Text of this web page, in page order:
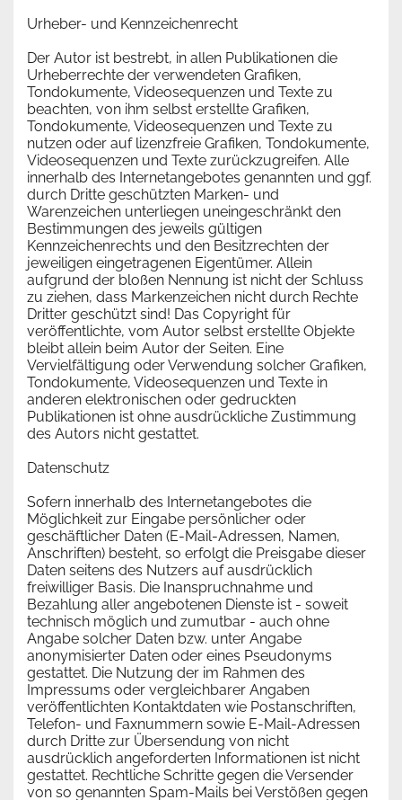
Urheber- und Kennzeichenrecht
Der Autor ist bestrebt, in allen Publikationen die
Urheberrechte der verwendeten Grafiken,
Tondokumente, Videosequenzen und Texte zu
beachten, von ihm selbst erstellte Grafiken,
Tondokumente, Videosequenzen und Texte zu
nutzen oder auf lizenzfreie Grafiken, Tondokumente,
Videosequenzen und Texte zurückzugreifen. Alle
innerhalb des Internetangebotes genannten und ggf.
durch Dritte geschützten Marken- und
Warenzeichen unterliegen uneingeschränkt den
Bestimmungen des jeweils gültigen
Kennzeichenrechts und den Besitzrechten der
jeweiligen eingetragenen Eigentümer. Allein
aufgrund der bloßen Nennung ist nicht der Schluss
zu ziehen, dass Markenzeichen nicht durch Rechte
Dritter geschützt sind! Das Copyright für
veröffentlichte, vom Autor selbst erstellte Objekte
bleibt allein beim Autor der Seiten. Eine
Vervielfältigung oder Verwendung solcher Grafiken,
Tondokumente, Videosequenzen und Texte in
anderen elektronischen oder gedruckten
Publikationen ist ohne ausdrückliche Zustimmung
des Autors nicht gestattet.
Datenschutz
Sofern innerhalb des Internetangebotes die
Möglichkeit zur Eingabe persönlicher oder
geschäftlicher Daten (E-Mail-Adressen, Namen,
Anschriften) besteht, so erfolgt die Preisgabe dieser
Daten seitens des Nutzers auf ausdrücklich
freiwilliger Basis. Die Inanspruchnahme und
Bezahlung aller angebotenen Dienste ist - soweit
technisch möglich und zumutbar - auch ohne
Angabe solcher Daten bzw. unter Angabe
anonymisierter Daten oder eines Pseudonyms
gestattet. Die Nutzung der im Rahmen des
Impressums oder vergleichbarer Angaben
veröffentlichten Kontaktdaten wie Postanschriften,
Telefon- und Faxnummern sowie E-Mail-Adressen
durch Dritte zur Übersendung von nicht
ausdrücklich angeforderten Informationen ist nicht
gestattet. Rechtliche Schritte gegen die Versender
von so genannten Spam-Mails bei Verstößen gegen